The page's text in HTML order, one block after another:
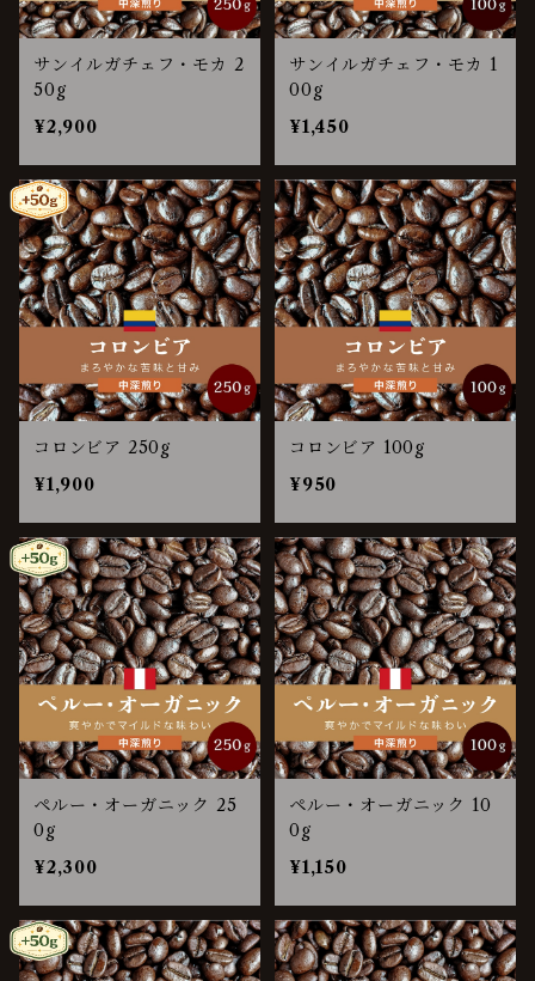
サンイルガチェフ・モカ 2
50g
¥2,900
サンイルガチェフ・モカ 1
00g
¥1,450
コロンビア 250g
¥1,900
コロンビア 100g
¥950
ペルー・オーガニック 25
0g
¥2,300
ペルー・オーガニック 10
0g
¥1,150